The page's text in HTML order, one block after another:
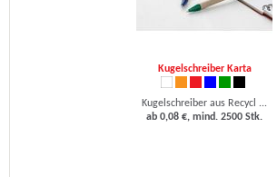
Kugelschreiber Karta
Kugelschreiber aus Recycl ...
ab 0,08 €, mind. 2500 Stk.